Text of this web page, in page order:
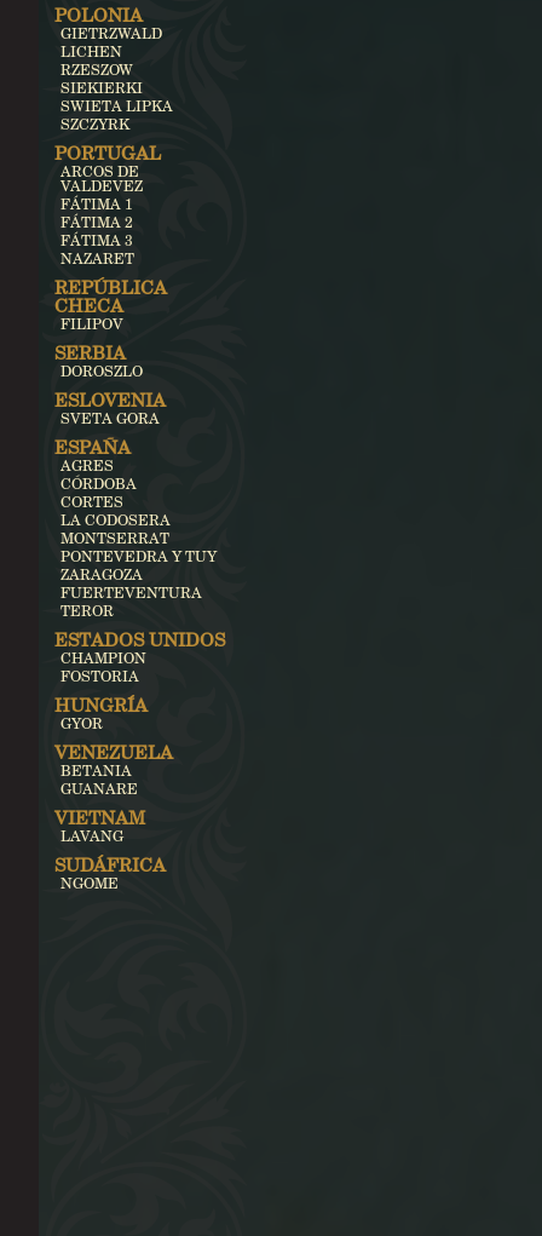
POLONIA
GIETRZWALD
LICHEN
RZESZOW
SIEKIERKI
SWIETA LIPKA
SZCZYRK
PORTUGAL
ARCOS DE
VALDEVEZ
FÁTIMA 1
FÁTIMA 2
FÁTIMA 3
NAZARET
REPÚBLICA
CHECA
FILIPOV
SERBIA
DOROSZLO
ESLOVENIA
SVETA GORA
ESPAÑA
AGRES
CÓRDOBA
CORTES
LA CODOSERA
MONTSERRAT
PONTEVEDRA Y TUY
ZARAGOZA
FUERTEVENTURA
TEROR
ESTADOS UNIDOS
CHAMPION
FOSTORIA
HUNGRÍA
GYOR
VENEZUELA
BETANIA
GUANARE
VIETNAM
LAVANG
SUDÁFRICA
NGOME